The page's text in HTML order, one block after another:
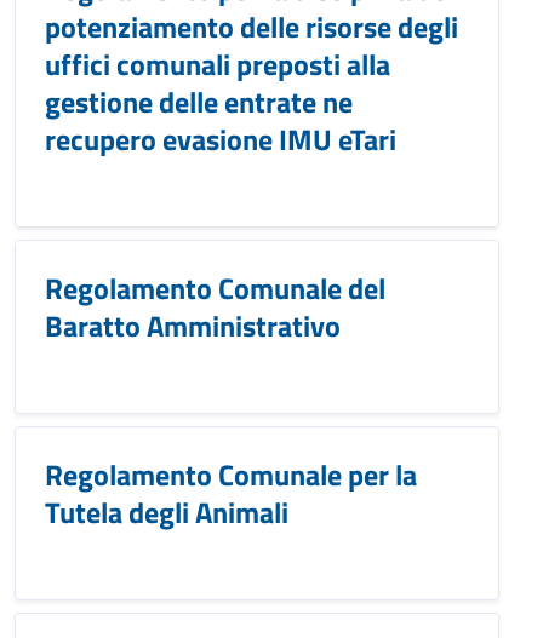
potenziamento delle risorse degli
uffici comunali preposti alla
gestione delle entrate ne
recupero evasione IMU eTari
Regolamento Comunale del
Baratto Amministrativo
Regolamento Comunale per la
Tutela degli Animali